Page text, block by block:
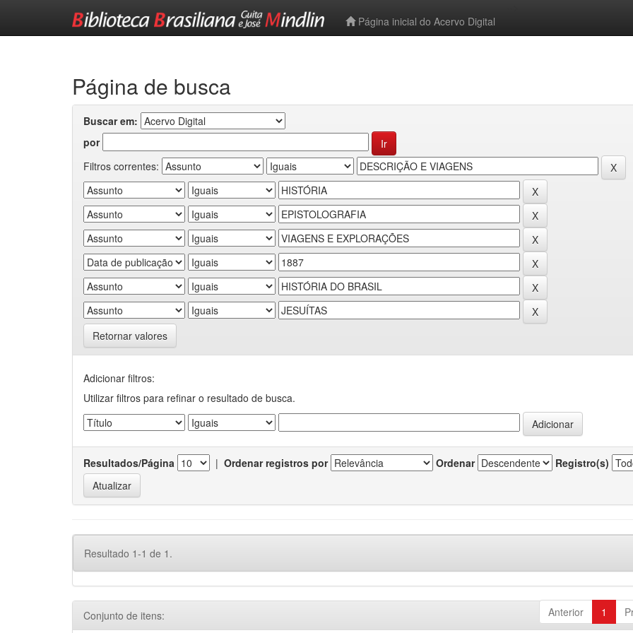
Página inicial do Acervo Digital
Página de busca
Buscar em:
por
Filtros correntes:
Retornar valores
Adicionar filtros:
Utilizar filtros para refinar o resultado de busca.
Resultados/Página | Ordenar registros por Ordenar Registro(s)
Resultado 1-1 de 1.
Anterior 1
Conjunto de itens: